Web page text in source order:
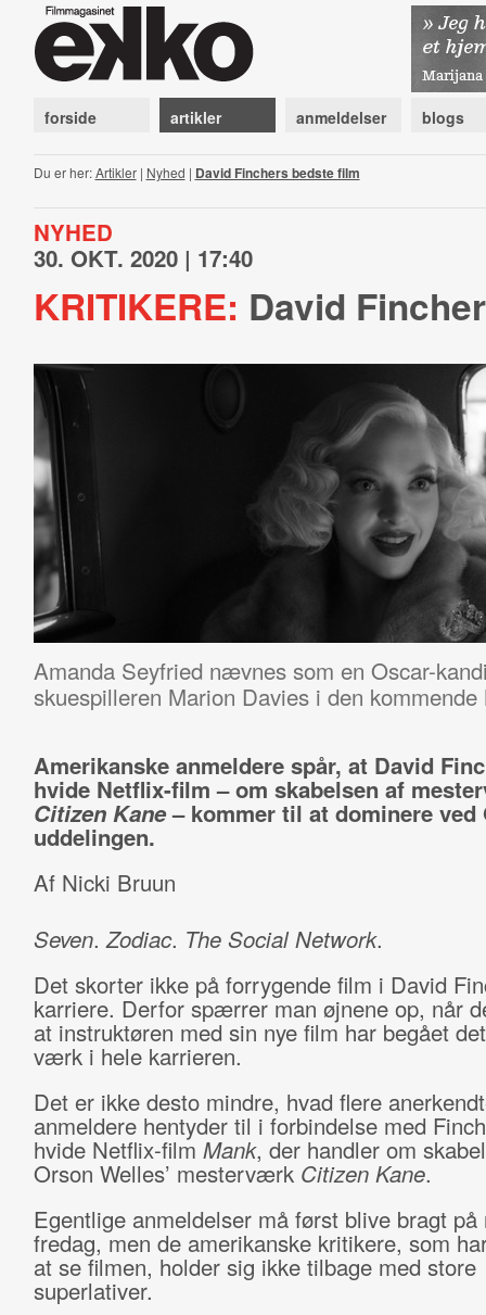
forside artikler anmeldelser blogs
Du er her:Artikler| Nyhed | David Finchers bedste film
NYHED
30. OKT. 2020 | 17:40
KRITIKERE: David
Amanda Seyfried nævnes som en Oscar-
skuespilleren Marion Davies i den
Amerikanske anmeldere spår, at David
hvide Netflix-film – om skabelsen af
Citizen Kane– kommer til at dominere ved
uddelingen.
Af Nicki Bruun
Seven.Zodiac. The Social Network.
Det skorter ikke på forrygende film i David
karriere. Derfor spærrer man øjnene op, når
at instruktøren med sin nye film har begået
værk i hele karrieren.
Det er ikke desto mindre, hvad flere
anmeldere hentyder til i forbindelse med
hvide Netflix-film Mank, der handler om
Orson Welles’ mesterværk Citizen Kane.
Egentlige anmeldelser må først blive bragt
fredag, men de amerikanske kritikere, som
at se filmen, holder sig ikke tilbage med store
superlativer.